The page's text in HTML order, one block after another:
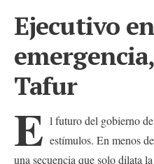
Ejecutivo en
Tafur
E l futuro del gobierno
estímulos. En menos
una secuencia que solo dilata